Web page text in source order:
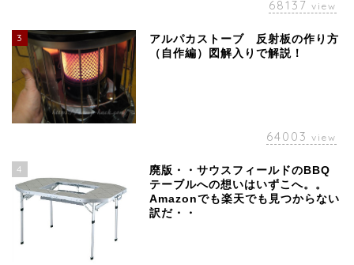
68137 view
3
アルパカストーブ 反射板の作り方
（自作編）図解入りで解説！
64003 view
4
廃版・・サウスフィールドのBBQ
テーブルへの想いはいずこへ。。
Amazonでも楽天でも見つからない
訳だ・・